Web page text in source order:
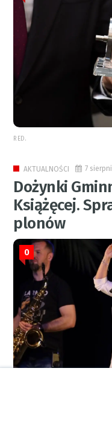
RED.
AKTUALNOŚCI 7
Dożynki
Książęcej.
plonów
0